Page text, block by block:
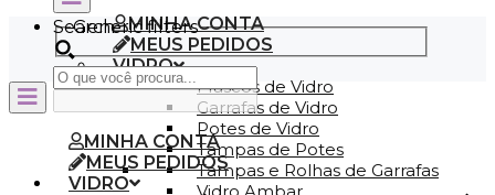
MINHA CONTA
MEUS PEDIDOS
VIDRO
Frascos de Vidro
Garrafas de Vidro
Potes de Vidro
Tampas de Potes
Tampas e Rolhas de Garrafas
Search
Generic filters
MINHA CONTA
MEUS PEDIDOS
VIDRO